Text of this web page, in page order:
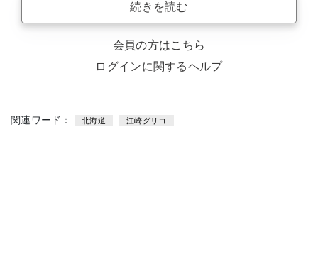
続きを読む
会員の方はこちら
ログインに関するヘルプ
関連ワード： 北海道 江崎グリコ